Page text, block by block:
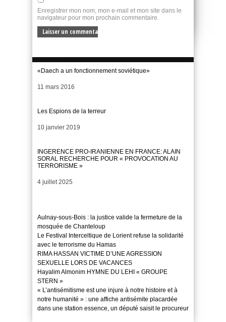
Enregistrer mon nom, mon e-mail et mon site dans le
navigateur pour mon prochain commentaire.
«Daech a un fonctionnement soviétique»
Date
11 mars 2016
Les Espions de la terreur
Date
10 janvier 2019
INGERENCE PRO-IRANIENNE EN FRANCE: ALAIN
SORAL RECHERCHE POUR « PROVOCATION AU
TERRORISME »
Date
4 juillet 2025
Aulnay-sous-Bois : la justice valide la fermeture de la
mosquée de Chanteloup
Le Festival Interceltique de Lorient refuse la solidarité
avec le terrorisme du Hamas
RIMA HASSAN VICTIME D’UNE AGRESSION
SEXUELLE LORS DE VACANCES
Hayalim Almonim HYMNE DU LEHI « GROUPE
STERN »
« L’antisémitisme est une injure à notre histoire et à
notre humanité » : une affiche antisémite placardée
dans une station essence, un député saisit le procureur